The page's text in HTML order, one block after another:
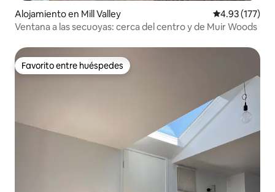
Alojamiento en Mill Valley Calificación
4.93 (177)
Ventana a las secuoyas: cerca del centro y de Muir Woods
Favorito entre huéspedes
Favorito entre huéspedes